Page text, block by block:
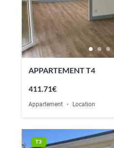
APPARTEMENT T4
411.71€
Appartement Location
T3